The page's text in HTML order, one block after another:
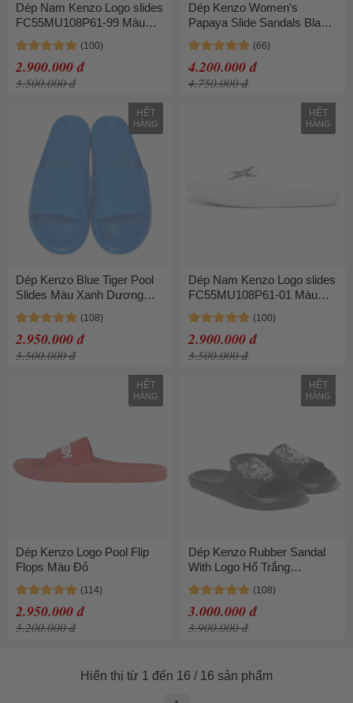
Dép Nam Kenzo Logo slides
FC55MU108P61-99 Màu
Đen Size 41
2.900.000 đ
3.500.000 đ
Dép Kenzo Women's
Papaya Slide Sandals Black
Màu Đen
4.200.000 đ
4.750.000 đ
HẾT
HÀNG
Dép Kenzo Blue Tiger Pool
Slides Màu Xanh Dương
Size 39
2.950.000 đ
3.500.000 đ
HẾT
HÀNG
Dép Nam Kenzo Logo slides
FC55MU108P61-01 Màu
Trắng Size 41
2.900.000 đ
3.500.000 đ
HẾT
HÀNG
Dép Kenzo Logo Pool Flip
Flops Màu Đỏ
2.950.000 đ
3.200.000 đ
HẾT
HÀNG
Dép Kenzo Rubber Sandal
With Logo Hổ Trắng
FC55MU104P60 Màu Đen
3.000.000 đ
3.900.000 đ
Hiển thị từ 1 đến 16 / 16 sản phẩm